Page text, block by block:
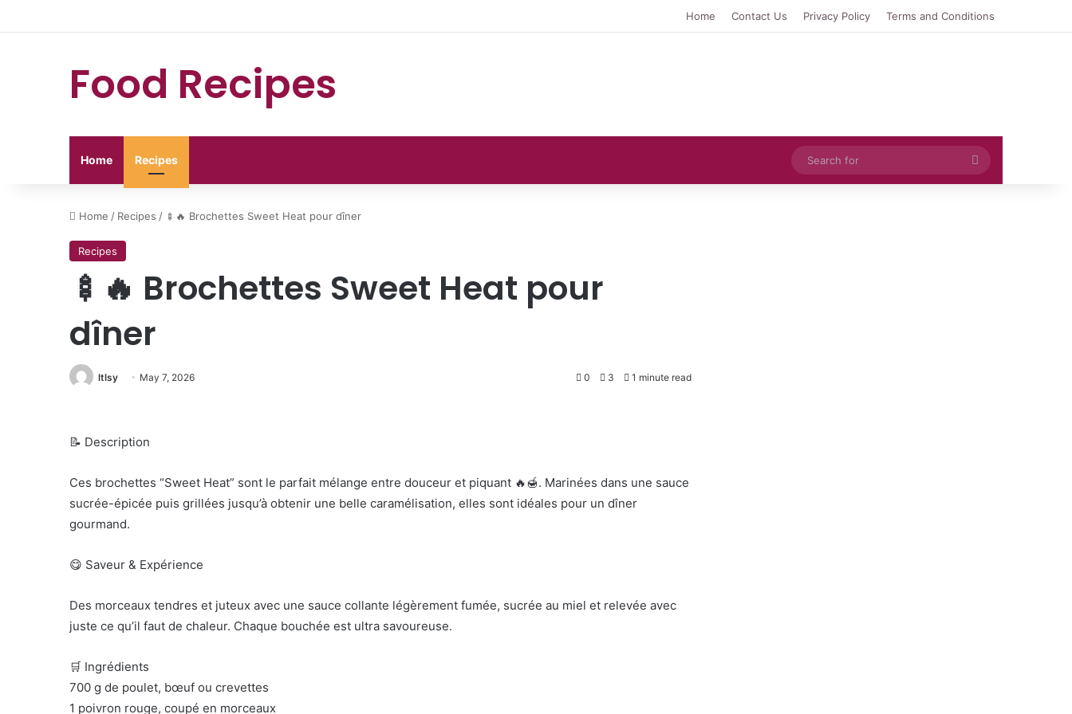
Home Contact Us Privacy Policy Terms and Conditions
Food Recipes
Home Recipes
Search
for
Home / Recipes / 🍢🔥 Brochettes Sweet Heat pour dîner
Recipes
🍢🔥 Brochettes Sweet Heat pour
dîner
ltlsy May 7, 2026 0 3 1 minute read
📝 Description
Ces brochettes “Sweet Heat” sont le parfait mélange entre douceur et piquant 🔥🍯. Marinées dans une sauce
sucrée-épicée puis grillées jusqu’à obtenir une belle caramélisation, elles sont idéales pour un dîner
gourmand.
😋 Saveur & Expérience
Des morceaux tendres et juteux avec une sauce collante légèrement fumée, sucrée au miel et relevée avec
juste ce qu’il faut de chaleur. Chaque bouchée est ultra savoureuse.
🛒 Ingrédients
700 g de poulet, bœuf ou crevettes
1 poivron rouge, coupé en morceaux